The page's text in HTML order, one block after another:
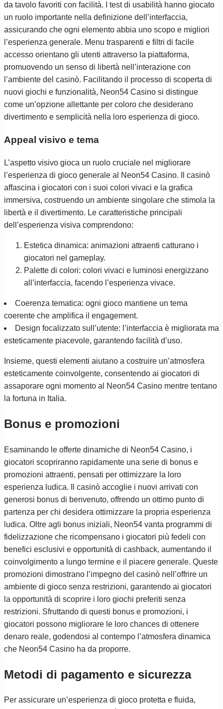
da tavolo favoriti con facilità. I test di usabilità hanno giocato
un ruolo importante nella definizione dell’interfaccia,
assicurando che ogni elemento abbia uno scopo e migliori
l’esperienza generale. Menu trasparenti e filtri di facile
accesso orientano gli utenti attraverso la piattaforma,
promuovendo un senso di libertà nell’interazione con
l’ambiente del casinò. Facilitando il processo di scoperta di
nuovi giochi e funzionalità, Neon54 Casino si distingue
come un’opzione allettante per coloro che desiderano
divertimento e semplicità nella loro esperienza di gioco.
Appeal visivo e tema
L’aspetto visivo gioca un ruolo cruciale nel migliorare
l’esperienza di gioco generale al Neon54 Casino. Il casinò
affascina i giocatori con i suoi colori vivaci e la grafica
immersiva, costruendo un ambiente singolare che stimola la
libertà e il divertimento. Le caratteristiche principali
dell’esperienza visiva comprendono:
Estetica dinamica: animazioni attraenti catturano i
giocatori nel gameplay.
Palette di colori: colori vivaci e luminosi energizzano
all’interfaccia, facendo l’esperienza vivace.
Coerenza tematica: ogni gioco mantiene un tema
coerente che amplifica il engagement.
Design focalizzato sull’utente: l’interfaccia è migliorata ma
esteticamente piacevole, garantendo facilità d’uso.
Insieme, questi elementi aiutano a costruire un’atmosfera
esteticamente coinvolgente, consentendo ai giocatori di
assaporare ogni momento al Neon54 Casino mentre tentano
la fortuna in Italia.
Bonus e promozioni
Esaminando le offerte dinamiche di Neon54 Casino, i
giocatori scopriranno rapidamente una serie di bonus e
promozioni attraenti, pensati per ottimizzare la loro
esperienza ludica. Il casinò accoglie i nuovi arrivati con
generosi bonus di benvenuto, offrendo un ottimo punto di
partenza per chi desidera ottimizzare la propria esperienza
ludica. Oltre agli bonus iniziali, Neon54 vanta programmi di
fidelizzazione che ricompensano i giocatori più fedeli con
benefici esclusivi e opportunità di cashback, aumentando il
coinvolgimento a lungo termine e il piacere generale. Queste
promozioni dimostrano l’impegno del casinò nell’offrire un
ambiente di gioco senza restrizioni, garantendo ai giocatori
la opportunità di scoprire i loro giochi preferiti senza
restrizioni. Sfruttando di questi bonus e promozioni, i
giocatori possono migliorare le loro chances di ottenere
denaro reale, godendosi al contempo l’atmosfera dinamica
che Neon54 Casino ha da proporre.
Metodi di pagamento e sicurezza
Per assicurare un’esperienza di gioco protetta e fluida,